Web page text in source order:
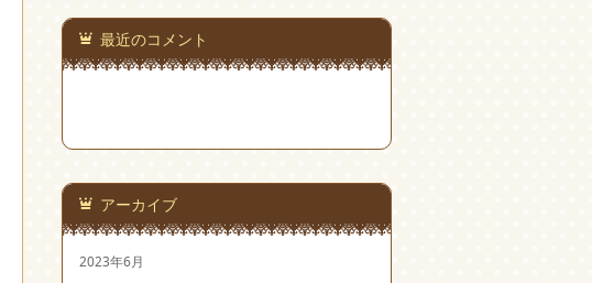
最近のコメント
アーカイブ
2023年6月